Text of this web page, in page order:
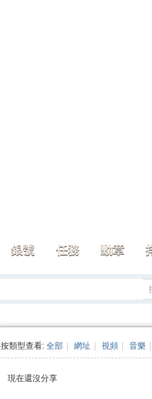
銀號 任務 勳章
按類型查看: 全部 網址 視頻 音樂
現在還沒分享